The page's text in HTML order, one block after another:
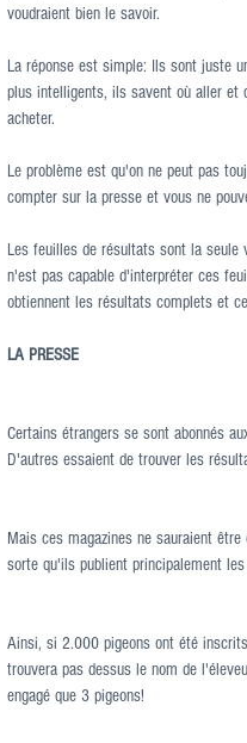
voudraient bien le savoir.
La réponse est simple: Ils sont juste
plus intelligents, ils savent où aller et
acheter.
Le problème est qu'on ne peut pas
compter sur la presse et vous ne
Les feuilles de résultats sont la seule
n'est pas capable d'interpréter ces
obtiennent les résultats complets et
LA PRESSE
Certains étrangers se sont abonnés
D'autres essaient de trouver les
Mais ces magazines ne sauraient
sorte qu'ils publient principalement
Ainsi, si 2.000 pigeons ont été
trouvera pas dessus le nom de
engagé que 3 pigeons!